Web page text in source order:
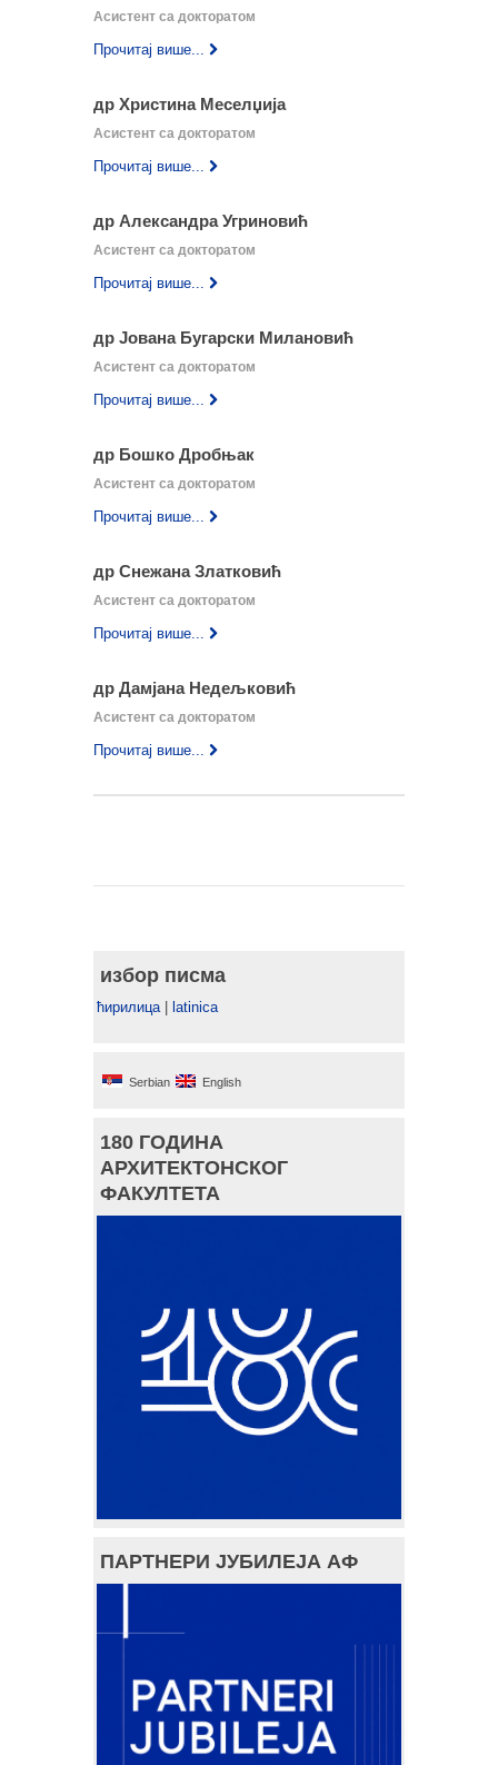
Асистент са докторатом
Прочитај више...
др Христина Меселџија
Асистент са докторатом
Прочитај више...
др Александра Угриновић
Асистент са докторатом
Прочитај више...
др Јована Бугарски Милановић
Асистент са докторатом
Прочитај више...
др Бошко Дробњак
Асистент са докторатом
Прочитај више...
др Снежана Златковић
Асистент са докторатом
Прочитај више...
др Дамјанa Недељковић
Асистент са докторатом
Прочитај више...
избор писма
ћирилица| latinica
Serbian English
180 ГОДИНА
АРХИТЕКТОНСКОГ
ФАКУЛТЕТА
ПАРТНЕРИ ЈУБИЛЕЈА АФ